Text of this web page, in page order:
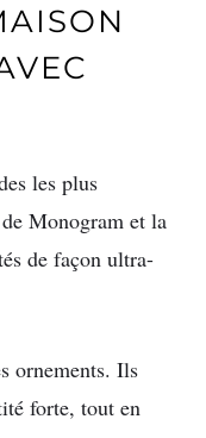
les plus
Monogram et la
de façon ultra-
ornements. Ils
forte, tout en